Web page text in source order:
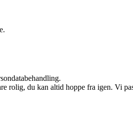
rolig, du kan altid hoppe fra igen. Vi